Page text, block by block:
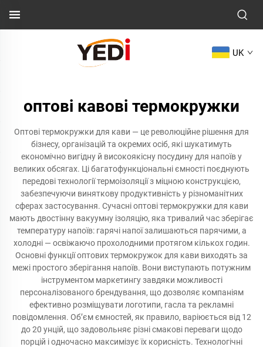
UK
оптові кавові термокружки
Оптові термокружки для кави — це революційне рішення для
бізнесу, організацій та окремих осіб, які шукатимуть
економічно вигідну й високоякісну посудину для напоїв у
великих обсягах. Ці багатофункціональні ємності поєднують
передові технології термоізоляції з міцною конструкцією,
забезпечуючи виняткову продуктивність у різноманітних
сферах застосування. Сучасні оптові термокружки для кави
мають двостінну вакуумну ізоляцію, яка тривалий час зберігає
температуру напоїв: гарячі напої залишаються парячими, а
холодні — освіжаючо прохолодними протягом кількох годин.
Основні функції оптових термокружок для кави виходять за
межі простого зберігання напоїв. Вони виступають потужним
інструментом маркетингу завдяки можливості
персоналізованого брендування, що дозволяє компаніям
ефективно розміщувати логотипи, гасла та рекламні
повідомлення. Об’єм ємностей, як правило, варіюється від 12
до 20 унцій, що задовольняє різні смакові переваги щодо
порцій і одночасно максимізує їх корисність. Технологічні